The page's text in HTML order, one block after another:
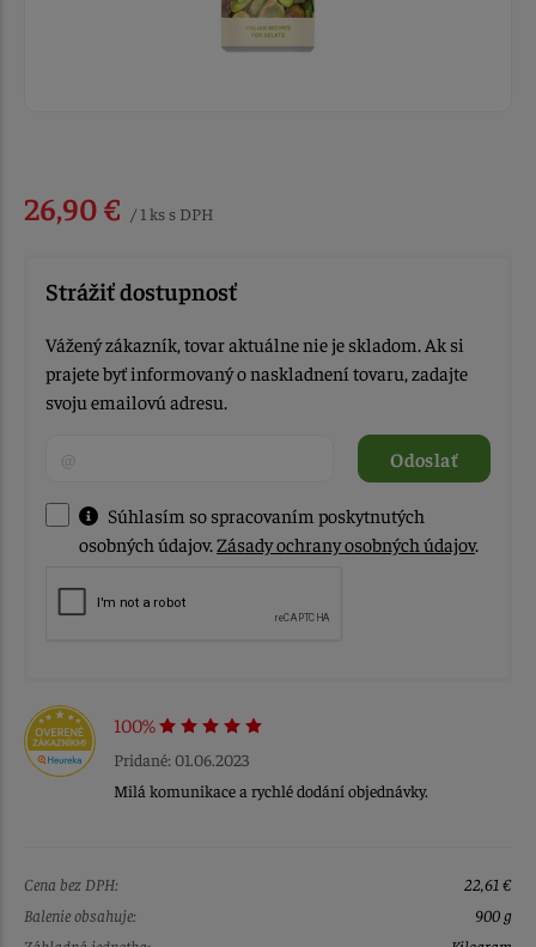
26,90 € / 1 ks s DPH
Strážiť dostupnosť
Vážený zákazník, tovar aktuálne nie je skladom. Ak si
prajete byť informovaný o naskladnení tovaru, zadajte
svoju emailovú adresu.
Odoslať
Súhlasím so spracovaním poskytnutých
osobných údajov.Zásady ochrany osobných údajov.
100%
Pridané: 01.06.2023
Milá komunikace a rychlé dodání objednávky.
Cena bez DPH:
22,61 €
Balenie obsahuje:
900 g